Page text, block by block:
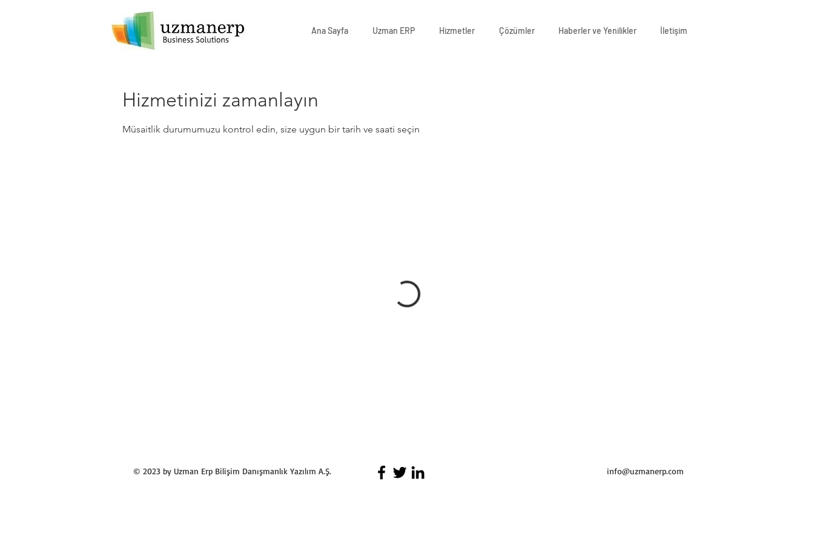
Ana Sayfa Uzman ERP Hizmetler Çözümler Haberler ve Yenilikler İletişim
Hizmetinizi zamanlayın
Müsaitlik durumumuzu kontrol edin, size uygun bir tarih ve saati seçin
© 2023 by Uzman Erp Bilişim Danışmanlık Yazılım A.Ş. info@uzmanerp.com